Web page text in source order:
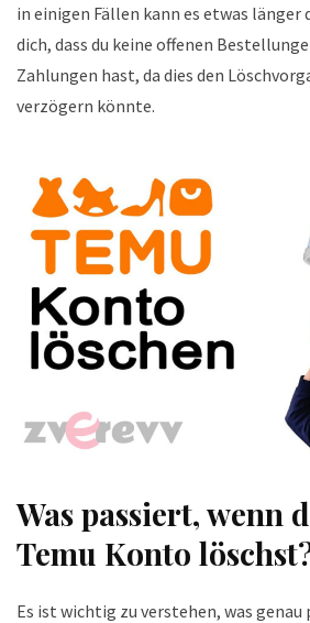
in einigen Fällen kann es etwas länger
dich, dass du keine offenen
Zahlungen hast, da dies den
verzögern könnte.
Was passiert, wenn
Temu Konto
Es ist wichtig zu verstehen, was genau